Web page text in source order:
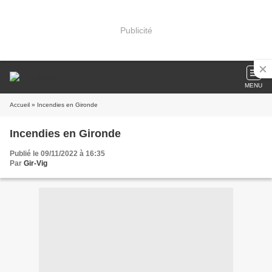
Publicité
MENU
Accueil » Incendies en Gironde
Incendies en Gironde
Publié le 09/11/2022 à 16:35
Par Gir-Vig